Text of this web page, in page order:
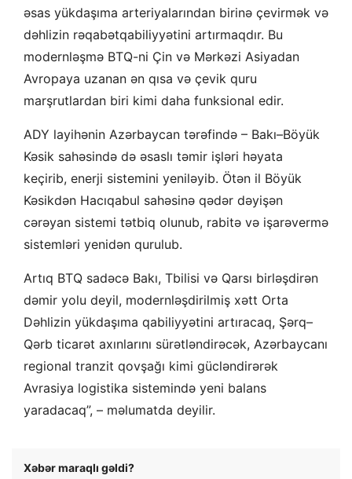
əsas yükdaşıma arteriyalarından birinə çevirmək və
dəhlizin rəqabətqabiliyyətini artırmaqdır. Bu
modernləşmə BTQ-ni Çin və Mərkəzi Asiyadan
Avropaya uzanan ən qısa və çevik quru
marşrutlardan biri kimi daha funksional edir.
ADY layihənin Azərbaycan tərəfində – Bakı–Böyük
Kəsik sahəsində də əsaslı təmir işləri həyata
keçirib, enerji sistemini yeniləyib. Ötən il Böyük
Kəsikdən Hacıqabul sahəsinə qədər dəyişən
cərəyan sistemi tətbiq olunub, rabitə və işarəvermə
sistemləri yenidən qurulub.
Artıq BTQ sadəcə Bakı, Tbilisi və Qarsı birləşdirən
dəmir yolu deyil, modernləşdirilmiş xətt Orta
Dəhlizin yükdaşıma qabiliyyətini artıracaq, Şərq–
Qərb ticarət axınlarını sürətləndirəcək, Azərbaycanı
regional tranzit qovşağı kimi gücləndirərək
Avrasiya logistika sistemində yeni balans
yaradacaq”, – məlumatda deyilir.
Xəbər maraqlı gəldi?